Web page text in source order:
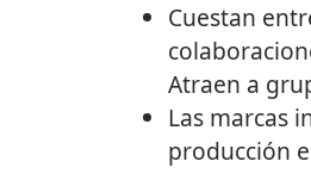
Cuestan
Atraen a
Las marcas
producción